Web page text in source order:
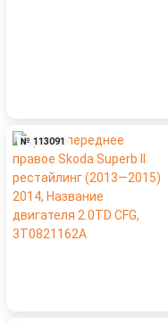
№ 113091